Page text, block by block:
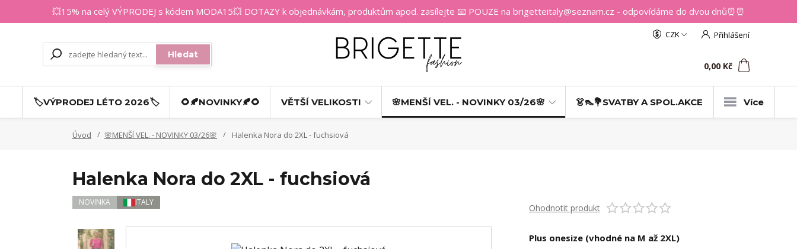
💥15% na celý VÝPRODEJ s kódem MODA15💥 DOTAZY k objednávkám, produktům apod. zasílejte 📧 POUZE na brigetteitaly@seznam.cz - odpovídáme do dvou dnů⏰⏰
CZK
Přihlášení
Hledat
0,00 Kč
🏷️VÝPRODEJ LÉTO 2026🏷️ 🌻🍂NOVINKY🍂🌻 VĚTŠÍ VELIKOSTI 🌸MENŠÍ VEL. - NOVINKY 03/26🌸 👗👠💐SVATBY A SPOL.AKCE Více
Úvod 🌸MENŠÍ VEL. - NOVINKY 03/26🌸 Halenka Nora do 2XL - fuchsiová
Halenka Nora do 2XL - fuchsiová
NOVINKA ITALY Ohodnotit produkt
Plus onesize (vhodné na M až 2XL)